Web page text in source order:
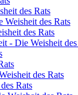
des Rats
Weisheit des Rats
des Rats
- Die Weisheit des
des Rats
Rats